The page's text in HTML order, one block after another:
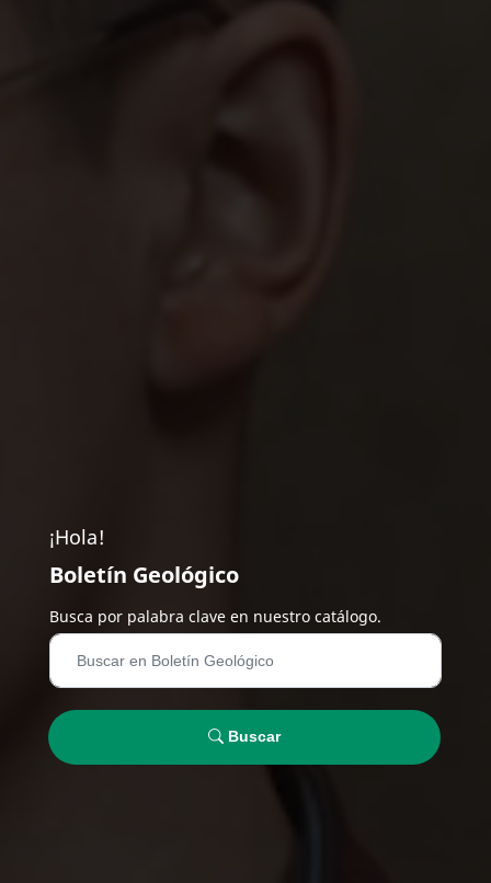
¡Hola!
Boletín Geológico
Busca por palabra clave en nuestro catálogo.
Buscar